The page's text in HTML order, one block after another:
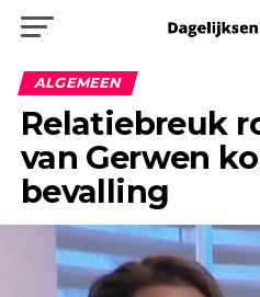
ALGEMEEN
Relatiebreuk
van Gerwen
bevalling